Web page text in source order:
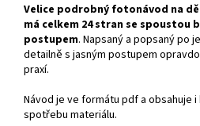
Velice podrobný fotonávod na
má celkem 24 stran se spoustou
postupem. Napsaný a popsaný po
detailně s jasným postupem
praxí.
Návod je ve formátu pdf a obsahuje
spotřebu materiálu.